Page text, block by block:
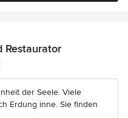
Restaurator
5 Sternen
der Seele. Viele
Erdung inne. Sie finden